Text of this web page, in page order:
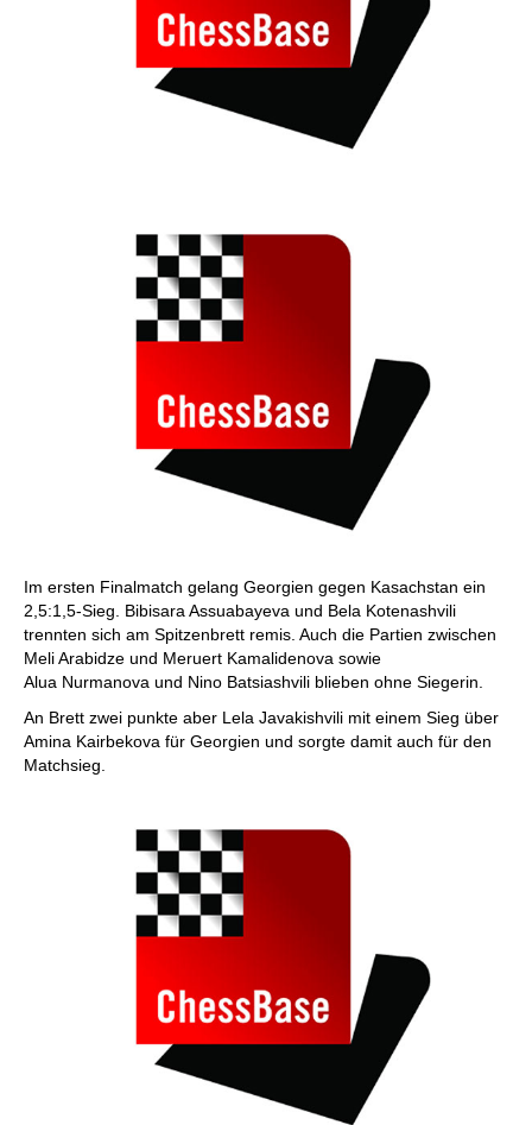
Im ersten Finalmatch gelang Georgien gegen Kasachstan ein
2,5:1,5-Sieg. Bibisara Assuabayeva und Bela Kotenashvili
trennten sich am Spitzenbrett remis. Auch die Partien zwischen
Meli Arabidze und Meruert Kamalidenova sowie
Alua Nurmanova und Nino Batsiashvili blieben ohne Siegerin.
An Brett zwei punkte aber Lela Javakishvili mit einem Sieg über
Amina Kairbekova für Georgien und sorgte damit auch für den
Matchsieg.